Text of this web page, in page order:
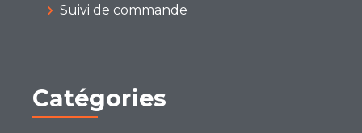
Suivi de commande
Catégories